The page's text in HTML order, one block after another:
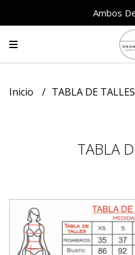
Ambos
Inicio TABLA DE TALLES
TABLA